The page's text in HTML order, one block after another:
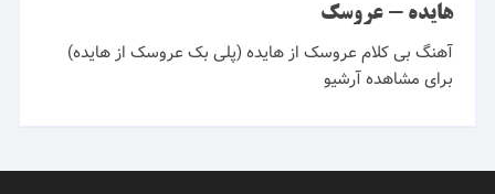
هایده - عروسک
آهنگ بی کلام عروسک از هایده (پلی بک عروسک از هایده)
برای مشاهده آرشیو